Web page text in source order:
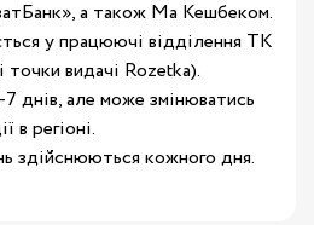
а також Ма Кешбеком.
у працюючі відділення ТК
видачі Rozetka).
днів, але може змінюватись
в регіоні.
здійснюються кожного дня.